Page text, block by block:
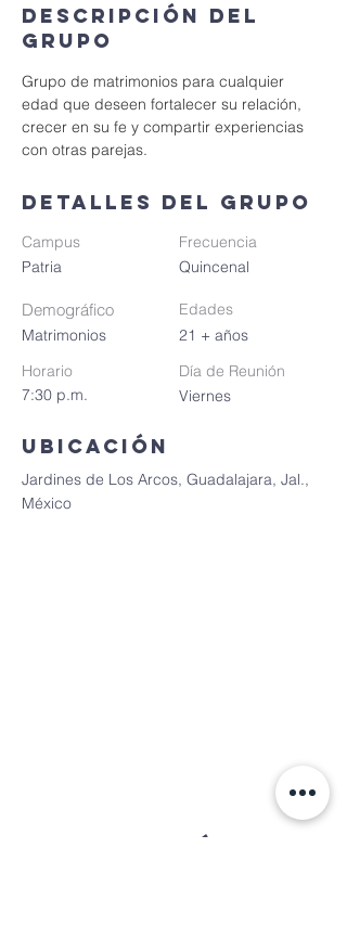
Descripción del
grupo
Grupo de matrimonios para cualquier
edad que deseen fortalecer su relación,
crecer en su fe y compartir experiencias
con otras parejas.
Detalles del grupo
Campus
Patria
Demográfico
Matrimonios
Horario
7:30 p.m.
Frecuencia
Quincenal
Edades
21 + años
Día de Reunión
Viernes
Ubicación
Jardines de Los Arcos, Guadalajara, Jal.,
México